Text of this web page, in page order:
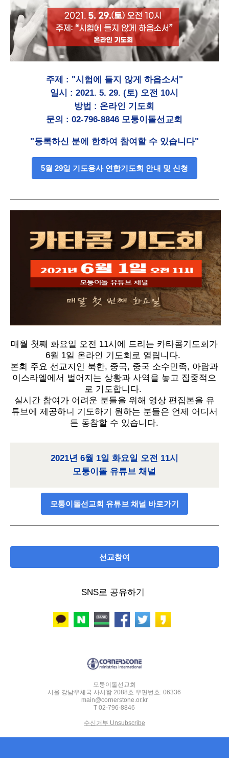
주제 : "시험에 들지 않게 하옵소서"
일시 : 2021. 5. 29. (토) 오전 10시
방법 : 온라인 기도회
문의 : 02-796-8846 모퉁이돌선교회
"등록하신 분에 한하여 참여할 수 있습니다"
5월 29일 기도용사 연합기도회 안내 및 신청
매월 첫째 화요일 오전 11시에 드리는 카타콤기도회가
6월 1일 온라인 기도회로 열립니다.
본회 주요 선교지인 북한, 중국, 중국 소수민족, 아랍과
이스라엘에서 벌어지는 상황과 사역을 놓고 집중적으
로 기도합니다.
실시간 참여가 어려운 분들을 위해 영상 편집본을 유
튜브에 제공하니 기도하기 원하는 분들은 언제 어디서
든 동참할 수 있습니다.
2021년 6월 1일 화요일 오전 11시
모퉁이돌 유튜브 채널
모퉁이돌선교회 유튜브 채널 바로가기
선교참여
SNS로 공유하기
모퉁이돌선교회
서울 강남우체국 사서함 2088호 우편번호: 06336
main@cornerstone.or.kr
T 02-796-8846
수신거부 Unsubscribe